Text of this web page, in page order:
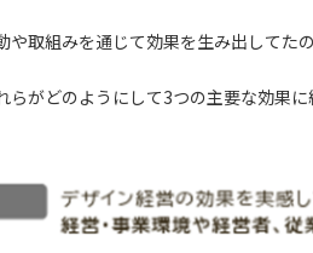
取組みを通じて効果を生み出してた
らがどのようにして3つの主要な効果